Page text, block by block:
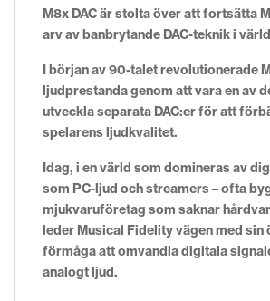
M8x DAC är stolta över att fortsätta
arv av banbrytande DAC-teknik i
I början av 90-talet revolutionerade
ljudprestanda genom att vara en av
utveckla separata DAC:er för att
spelarens ljudkvalitet.
Idag, i en värld som domineras av
som PC-ljud och streamers – ofta
mjukvaruföretag som saknar
leder Musical Fidelity vägen med sin
förmåga att omvandla digitala
analogt ljud.